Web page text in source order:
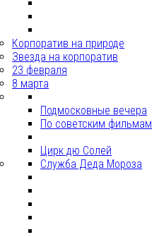
Корпоратив на природе
Звезда на корпоратив
23 февраля
8 марта
Подмосковные вечера
По советским фильмам
Цирк дю Солей
Служба Деда Мороза